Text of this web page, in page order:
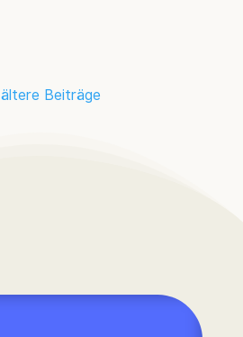
ältere Beiträge